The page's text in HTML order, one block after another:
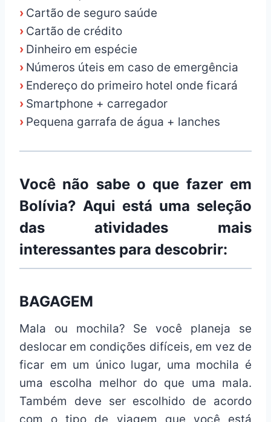
› Cartão de seguro saúde
› Cartão de crédito
› Dinheiro em espécie
› Números úteis em caso de emergência
› Endereço do primeiro hotel onde ficará
› Smartphone + carregador
› Pequena garrafa de água + lanches
Você não sabe o que fazer em
Bolívia? Aqui está uma seleção
das atividades mais
interessantes para descobrir:
BAGAGEM
Mala ou mochila? Se você planeja se
deslocar em condições difíceis, em vez de
ficar em um único lugar, uma mochila é
uma escolha melhor do que uma mala.
Também deve ser escolhido de acordo